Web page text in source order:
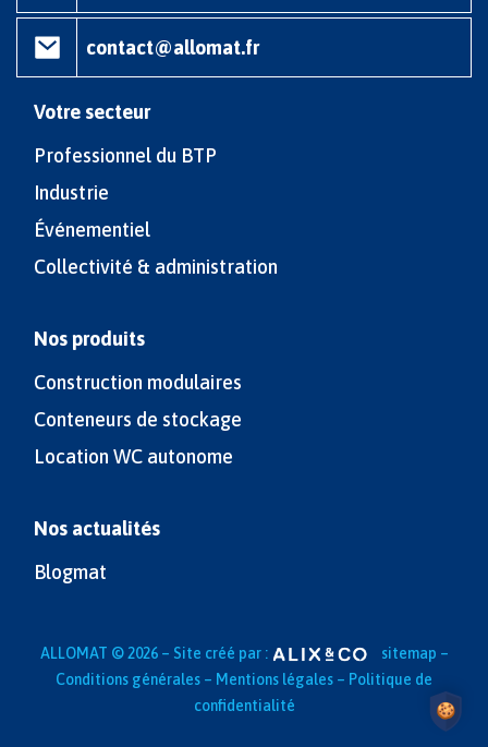
contact@allomat.fr
Votre secteur
Professionnel du BTP
Industrie
Événementiel
Collectivité & administration
Nos produits
Construction modulaires
Conteneurs de stockage
Location WC autonome
Nos actualités
Blogmat
ALLOMAT © 2026 – Site créé par : sitemap –
Conditions générales – Mentions légales – Politique de
confidentialité